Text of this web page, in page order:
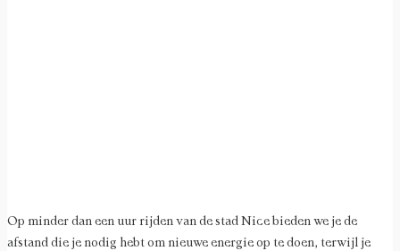
Op minder dan een uur rijden van de stad Nice bieden we je de
afstand die je nodig hebt om nieuwe energie op te doen, terwijl je